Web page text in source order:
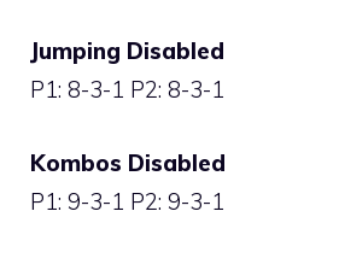
Jumping Disabled
P1: 8-3-1 P2: 8-3-1
Kombos Disabled
P1: 9-3-1 P2: 9-3-1